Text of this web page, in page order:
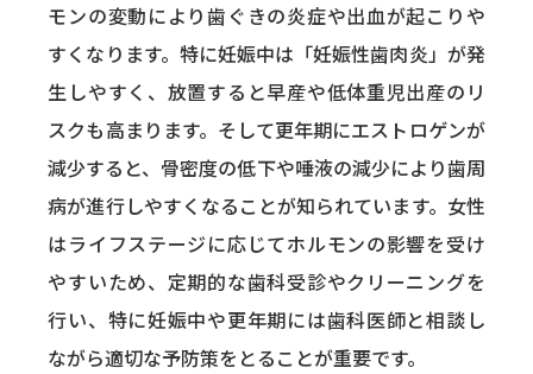
モンの変動により歯ぐきの炎症や出血が起こりや
すくなります。特に妊娠中は「妊娠性歯肉炎」が発
生しやすく、放置すると早産や低体重児出産のリ
スクも高まります。そして更年期にエストロゲンが
減少すると、骨密度の低下や唾液の減少により歯周
病が進行しやすくなることが知られています。女性
はライフステージに応じてホルモンの影響を受け
やすいため、定期的な歯科受診やクリーニングを
行い、特に妊娠中や更年期には歯科医師と相談し
ながら適切な予防策をとることが重要です。